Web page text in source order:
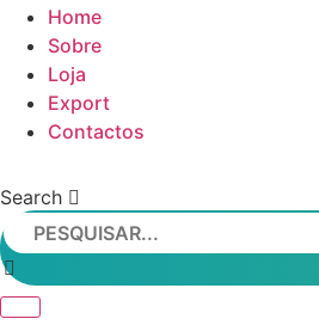
Home
Sobre
Loja
Export
Contactos
Search